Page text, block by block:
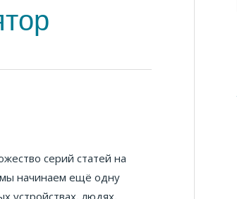
серий статей на
начинаем ещё одну
устройствах, людях,